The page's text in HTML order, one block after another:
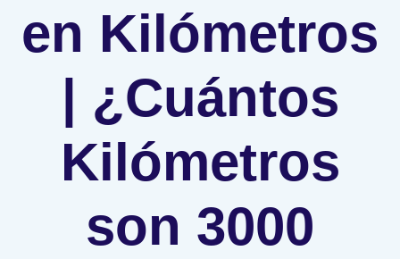
en Kilómetros
| ¿Cuántos
Kilómetros
son 3000